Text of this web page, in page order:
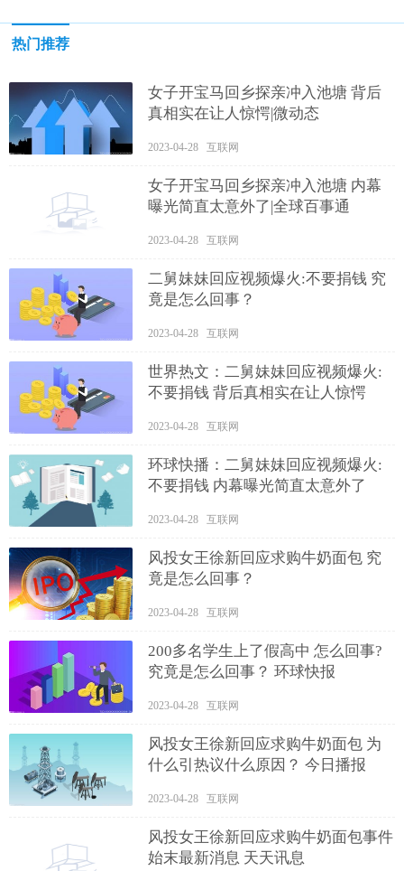
热门推荐
女子开宝马回乡探亲冲入池塘 背后
真相实在让人惊愕|微动态
2023-04-28 互联网
女子开宝马回乡探亲冲入池塘 内幕
曝光简直太意外了|全球百事通
2023-04-28 互联网
二舅妹妹回应视频爆火:不要捐钱 究
竟是怎么回事？
2023-04-28 互联网
世界热文：二舅妹妹回应视频爆火:
不要捐钱 背后真相实在让人惊愕
2023-04-28 互联网
环球快播：二舅妹妹回应视频爆火:
不要捐钱 内幕曝光简直太意外了
2023-04-28 互联网
风投女王徐新回应求购牛奶面包 究
竟是怎么回事？
2023-04-28 互联网
200多名学生上了假高中 怎么回事?
究竟是怎么回事？ 环球快报
2023-04-28 互联网
风投女王徐新回应求购牛奶面包 为
什么引热议什么原因？ 今日播报
2023-04-28 互联网
风投女王徐新回应求购牛奶面包事件
始末最新消息 天天讯息